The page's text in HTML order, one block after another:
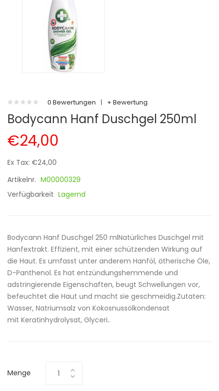
0 Bewertungen | + Bewertung
Bodycann Hanf Duschgel 250ml
€24,00
Ex Tax: €24,00
Artikelnr. M00000329
Verfügbarkeit Lagernd
Bodycann Hanf Duschgel 250 mlNatürliches Duschgel mit
Hanfextrakt. Effizient, mit einer schützenden Wirkung auf
die Haut. Es umfasst unter anderem Hanföl, ätherische Öle,
D-Panthenol. Es hat entzündungshemmende und
adstringierende Eigenschaften, beugt Schwellungen vor,
befeuchtet die Haut und macht sie geschmeidig.Zutaten:
Wasser, Natriumsalz von Kokosnussölkondensat
mit Keratinhydrolysat, Glyceri..
Menge